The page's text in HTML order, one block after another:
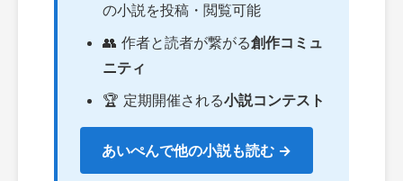
の小説を投稿・閲覧可能
👥 作者と読者が繋がる創作コミュ
ニティ
🏆 定期開催される小説コンテスト
あいぺんで他の小説も読む →